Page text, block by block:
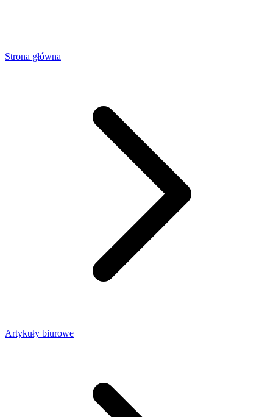
Strona główna
Artykuły biurowe